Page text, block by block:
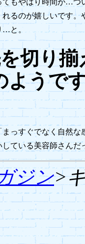
もやはり時間が…つ
るのが嬉しいです
…と。
切り
ようで
っすぐでなく自然
ている美容師さん
ジン>